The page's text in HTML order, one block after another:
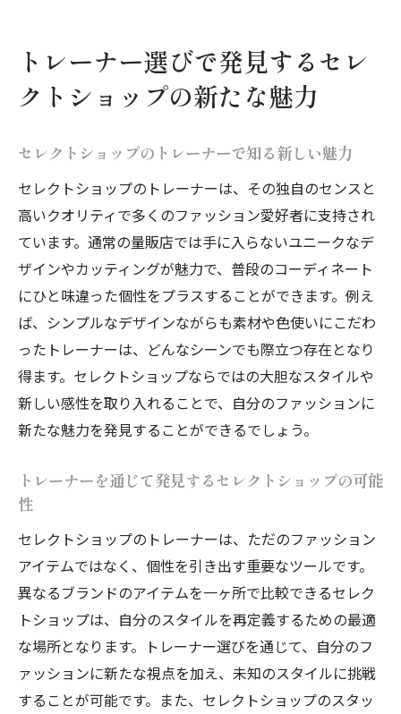
トレーナー選びで発見するセレ
クトショップの新たな魅力
セレクトショップのトレーナーで知る新しい魅力
セレクトショップのトレーナーは、その独自のセンスと
高いクオリティで多くのファッション愛好者に支持され
ています。通常の量販店では手に入らないユニークなデ
ザインやカッティングが魅力で、普段のコーディネート
にひと味違った個性をプラスすることができます。例え
ば、シンプルなデザインながらも素材や色使いにこだわ
ったトレーナーは、どんなシーンでも際立つ存在となり
得ます。セレクトショップならではの大胆なスタイルや
新しい感性を取り入れることで、自分のファッションに
新たな魅力を発見することができるでしょう。
トレーナーを通じて発見するセレクトショップの可能
性
セレクトショップのトレーナーは、ただのファッション
アイテムではなく、個性を引き出す重要なツールです。
異なるブランドのアイテムを一ヶ所で比較できるセレク
トショップは、自分のスタイルを再定義するための最適
な場所となります。トレーナー選びを通じて、自分のフ
ァッションに新たな視点を加え、未知のスタイルに挑戦
することが可能です。また、セレクトショップのスタッ